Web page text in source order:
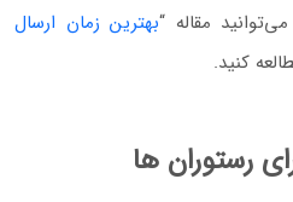
مقاله “بهترین زمان ارسال
کنید.
رستوران ها